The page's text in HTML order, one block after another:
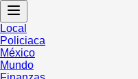
Local
Policiaca
México
Mundo